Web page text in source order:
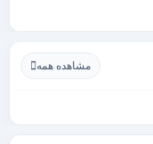
مشاهده همه